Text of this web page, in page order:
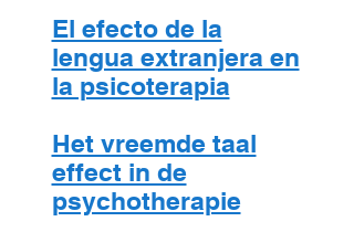
El efecto de la
lengua extranjera en
la psicoterapia
Het vreemde taal
effect in de
psychotherapie